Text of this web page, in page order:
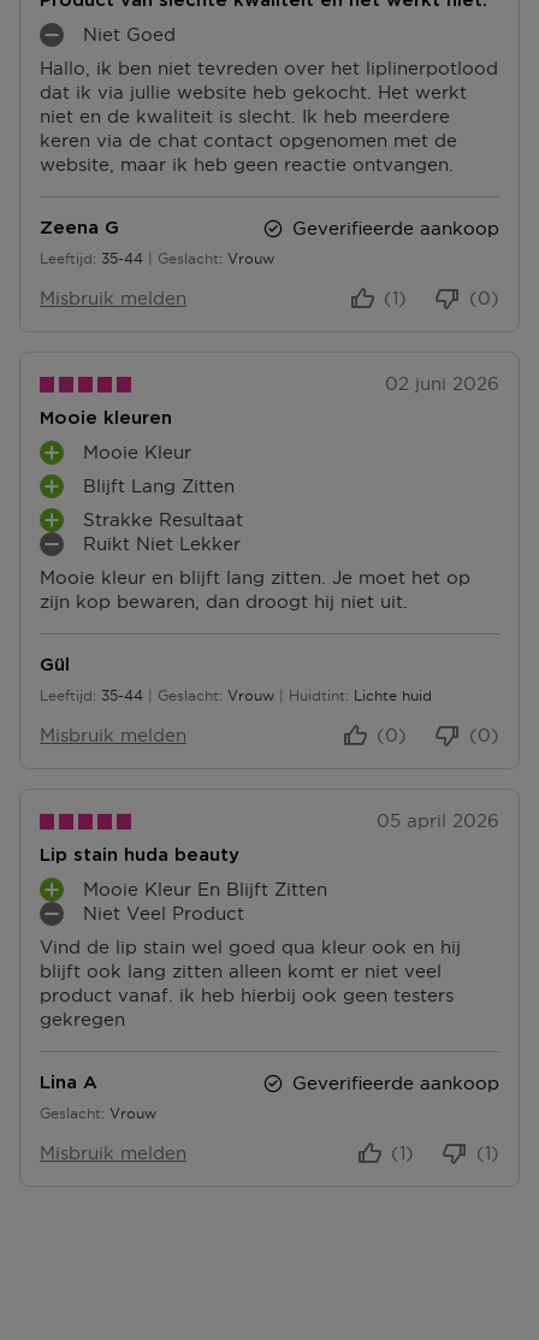
Hallo, ik ben niet tevreden over het liplinerpotlood
dat ik via jullie website heb gekocht. Het werkt
niet en de kwaliteit is slecht. Ik heb meerdere
keren via de chat contact opgenomen met de
website, maar ik heb geen reactie ontvangen.
M
I
N
P
U
N
N
Niet Goed
Zeena G
Leeftijd
35 tot 4435-44 Geslacht Vrouw
Geverifieerde aankoop
Misbruik melden (0)
(1)
02 juni 2026
Mooie kleuren
Mooie kleur en blijft lang zitten. Je moet het op
zijn kop bewaren, dan droogt hij niet uit.
P
L
U
S
P
U
N
T
E
Mooie Kleur
P
L
U
S
N
T
E
Blijft Lang Zitten
P
L
U
S
N
T
N
Strakke Resultaat
M
I
N
N
T
N
Ruikt Niet Lekker
Gül
Leeftijd
35 tot 4435-44 Geslacht Vrouw Huidtint Lichte huid
Misbruik melden (0)
(0)
05 april 2026
Lip stain huda beauty
Vind de lip stain wel goed qua kleur ook en hij
blijft ook lang zitten alleen komt er niet veel
product vanaf. ik heb hierbij ook geen testers
gekregen
P
L
U
S
P
U
E
N
Mooie Kleur En Blijft Zitten
M
I
N
P
U
E
N
Niet Veel Product
Lina A
Geslacht Vrouw
Geverifieerde aankoop
Misbruik melden (1)
(1)